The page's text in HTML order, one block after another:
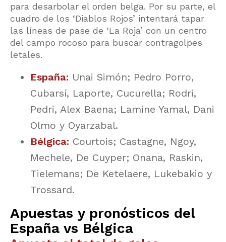
para desarbolar el orden belga. Por su parte, el
cuadro de los ‘Diablos Rojos’ intentará tapar
las líneas de pase de ‘La Roja’ con un centro
del campo rocoso para buscar contragolpes
letales.
España: Unai Simón; Pedro Porro,
Cubarsí, Laporte, Cucurella; Rodri,
Pedri, Alex Baena; Lamine Yamal, Dani
Olmo y Oyarzabal.
Bélgica: Courtois; Castagne, Ngoy,
Mechele, De Cuyper; Onana, Raskin,
Tielemans; De Ketelaere, Lukebakio y
Trossard.
Apuestas y pronósticos del
España vs Bélgica